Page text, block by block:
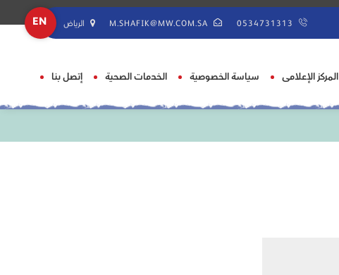
EN 0534731313
M.SHAFIK@MW.COM.SA الرياض
المركز الإعلامى سياسة الخصوصية الخدمات الصحية إتصل بنا